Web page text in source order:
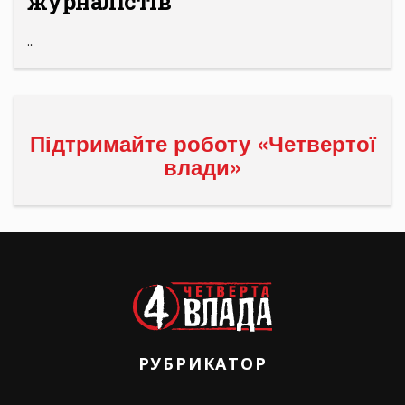
...
Підтримайте роботу «Четвертої
влади»
РУБРИКАТОР